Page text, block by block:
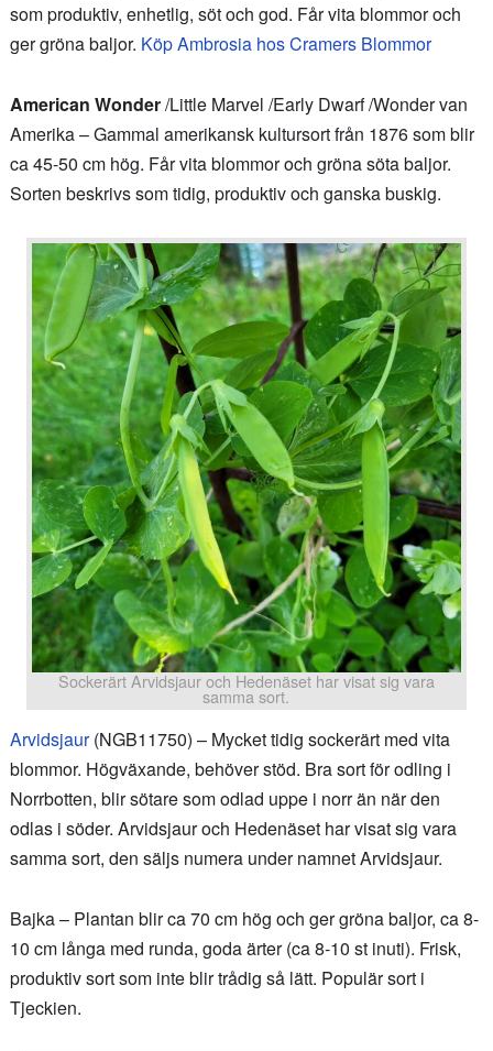
som produktiv, enhetlig, söt och god. Får vita blommor och
ger gröna baljor. Köp Ambrosia hos Cramers Blommor
American Wonder/Little Marvel /Early Dwarf /Wonder van
Amerika – Gammal amerikansk kultursort från 1876 som blir
ca 45-50 cm hög. Får vita blommor och gröna söta baljor.
Sorten beskrivs som tidig, produktiv och ganska buskig.
Sockerärt Arvidsjaur och Hedenäset har visat sig vara
samma sort.
Arvidsjaur(NGB11750) – Mycket tidig sockerärt med vita
blommor. Högväxande, behöver stöd. Bra sort för odling i
Norrbotten, blir sötare som odlad uppe i norr än när den
odlas i söder. Arvidsjaur och Hedenäset har visat sig vara
samma sort, den säljs numera under namnet Arvidsjaur.
Bajka – Plantan blir ca 70 cm hög och ger gröna baljor, ca 8-
10 cm långa med runda, goda ärter (ca 8-10 st inuti). Frisk,
produktiv sort som inte blir trådig så lätt. Populär sort i
Tjeckien.